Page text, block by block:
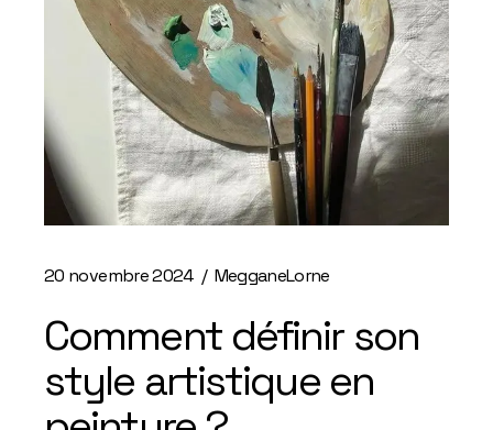
20 novembre 2024 MegganeLorne
Comment définir son
style artistique en